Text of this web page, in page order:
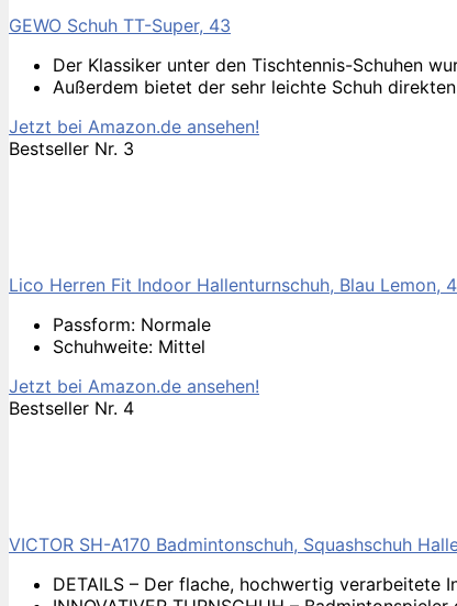
GEWO Schuh TT-Super, 43
Der Klassiker unter den Tischtennis-Schuhen
Außerdem bietet der sehr leichte Schuh
Jetzt bei Amazon.de ansehen!
Bestseller Nr. 3
Lico Herren Fit Indoor Hallenturnschuh, Blau Lemon,
Passform: Normale
Schuhweite: Mittel
Jetzt bei Amazon.de ansehen!
Bestseller Nr. 4
VICTOR SH-A170 Badmintonschuh, Squashschuh
DETAILS – Der flache, hochwertig verarbeitete